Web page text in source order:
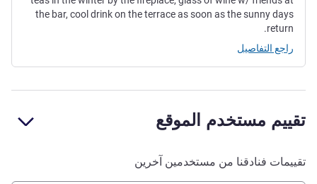
the bar, cool drink on the terrace as soon as the sunny days
return.
راجع التفاصيل
تقييم مستخدم الموقع
تقييمات فنادقنا من مستخدمين آخرين